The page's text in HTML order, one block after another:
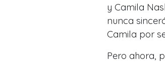
y Camila
nunca
Camila por
Pero ahora,